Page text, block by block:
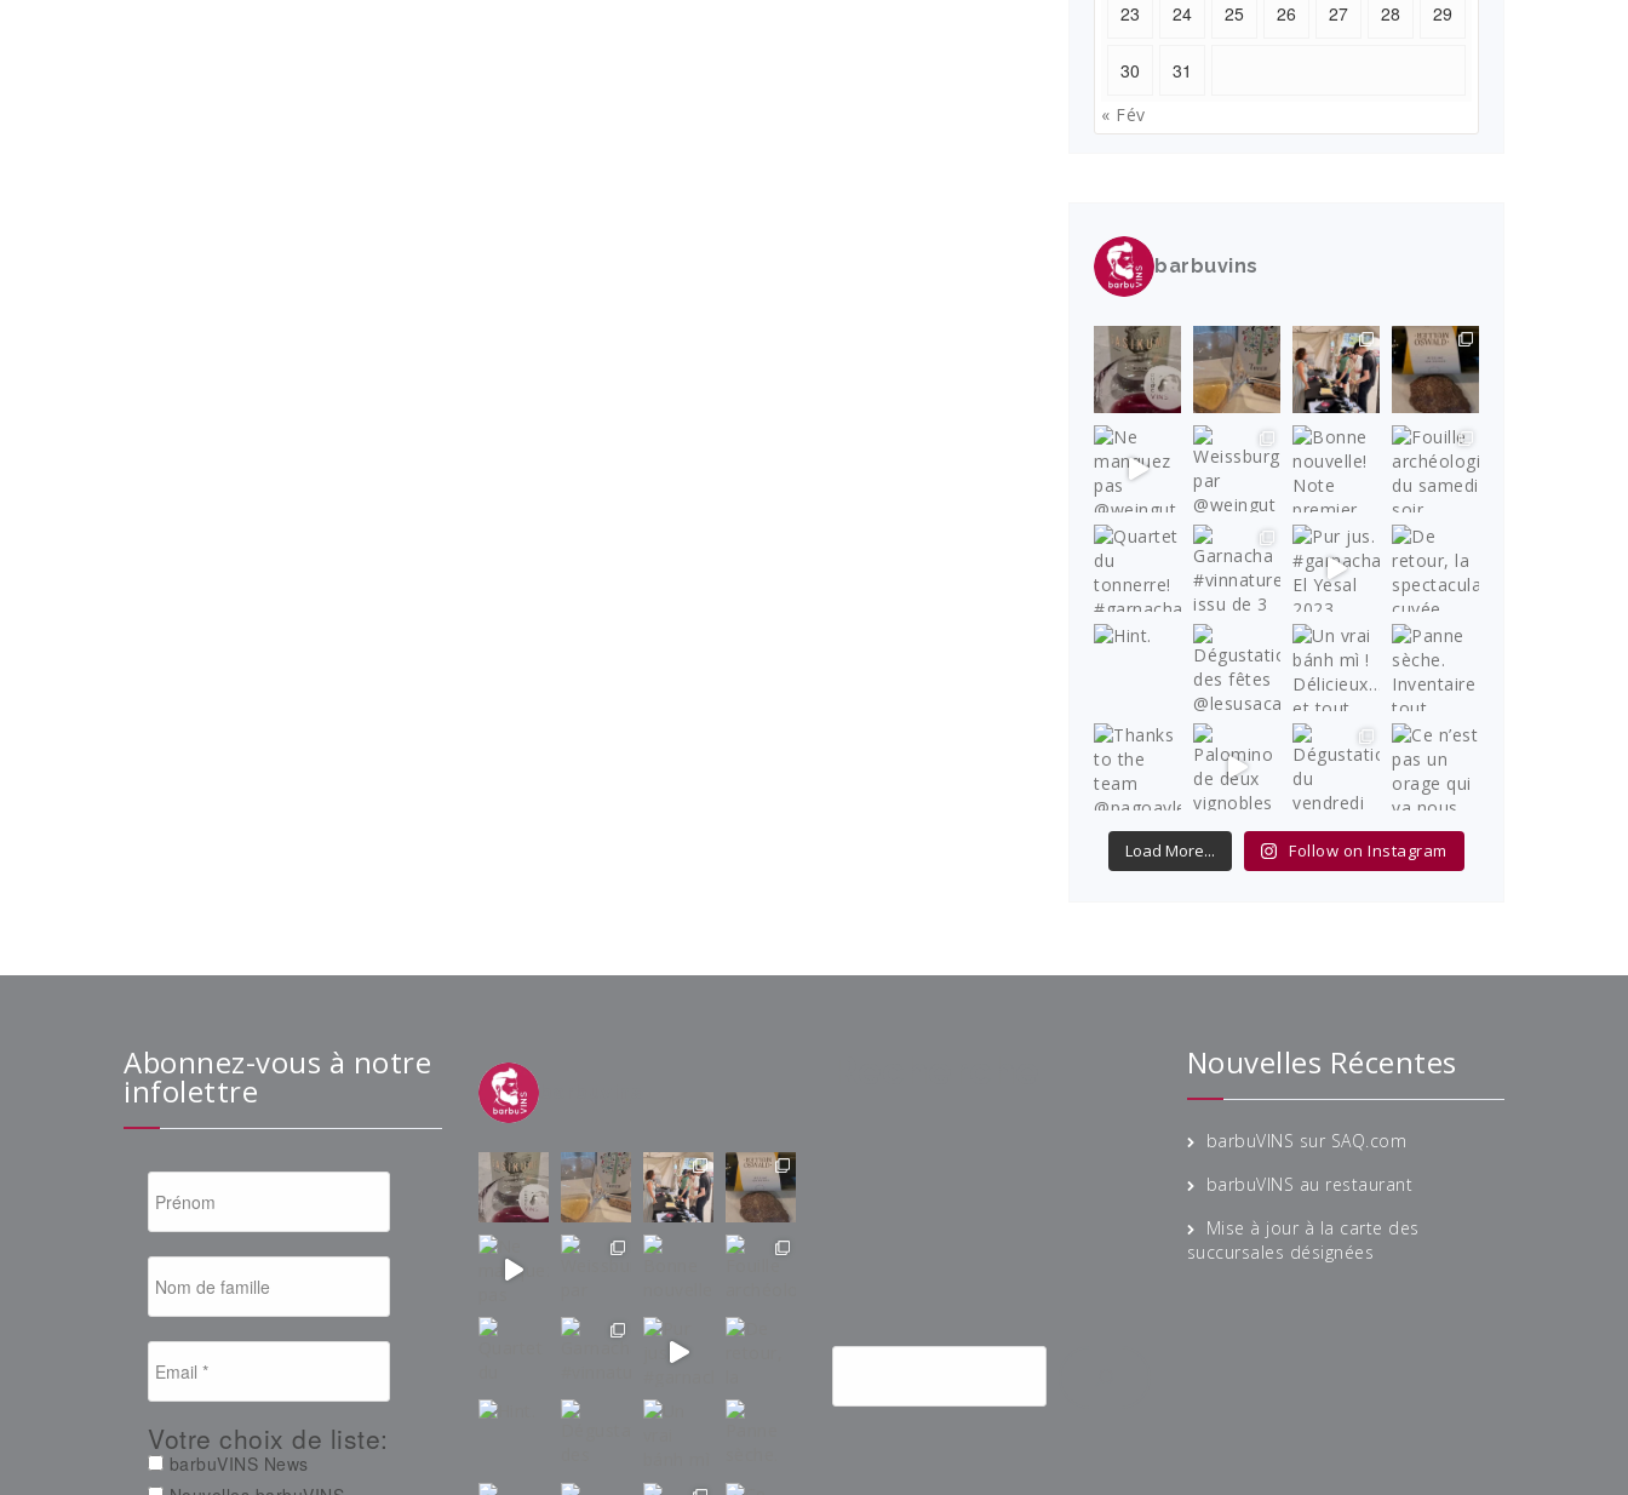
23 24 25 26 27 28 29
30 31
« Fév
barbuvins
Load More... Follow on Instagram
Abonnez-vous à notre
infolettre
Votre choix de liste:
barbuVINS News
barbuvins
Nouvelles Récentes
barbuVINS sur SAQ.com
barbuVINS au restaurant
Mise à jour à la carte des
succursales désignées